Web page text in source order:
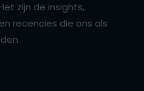
zijn de insights,
recencies die ons als